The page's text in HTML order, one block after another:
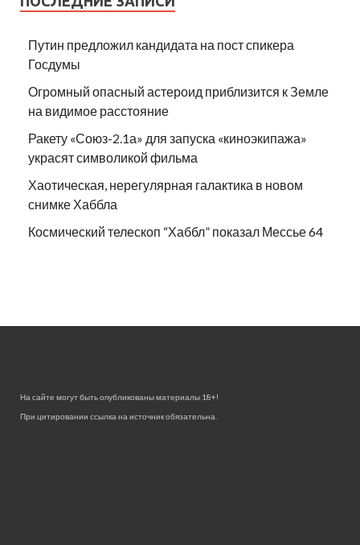
Путин предложил кандидата на пост спикера
Госдумы
Огромный опасный астероид приблизится к Земле
на видимое расстояние
Ракету «Союз-2.1а» для запуска «киноэкипажа»
украсят символикой фильма
Хаотическая, нерегулярная галактика в новом
снимке Хаббла
Космический телескоп “Хаббл” показал Мессье 64
На сайте могут быть опубликованы материалы 18+!
При цитировании ссылка на источник обязательна.